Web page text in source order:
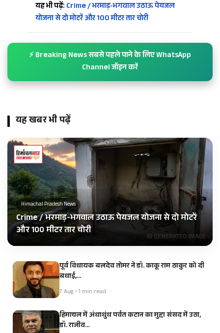
यह भी पढ़ें: Crime / भरमाड़-भगवाल उठाऊ पेयजल
योजना से दो मोटरें और 100 मीटर तार चोरी
⚡ Breaking News सबसे पहले पाने के लिए WhatsApp
Channel जॉइन करें
यह खबर भी पढ़ें
Himachal Pradesh News
Crime / भरमाड़-भगवाल उठाऊ पेयजल योजना से दो मोटरें
और 100 मीटर तार चोरी
पूर्व विधायक बलदेव तोमर ने डॉ. काकू राम ठाकुर को दी
बधाई,…
7 Aug • 1 min read
हिमाचल में अंधाधुंध पर्वत कटान का मुद्दा संसद में उठा,
डॉ. राजीव…